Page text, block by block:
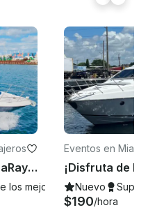
¡Nuevo yate a motor SeaRay de 48 pies en Miami Beach!
los mejores de 2026
Eventos en Miami
Nuevo
$190/hora